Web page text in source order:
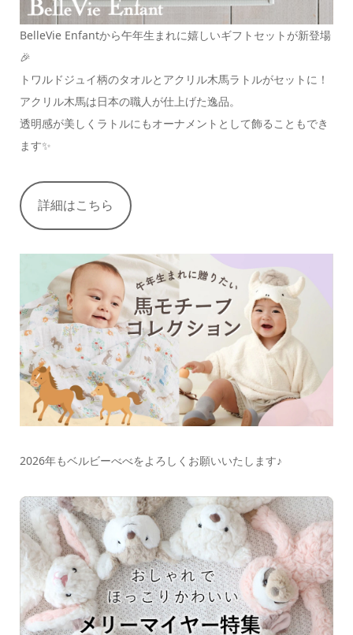
BelleVie Enfantから午年生まれに嬉しいギフトセットが新登場
🎉
トワルドジュイ柄のタオルとアクリル木馬ラトルがセットに！
アクリル木馬は日本の職人が仕上げた逸品。
透明感が美しくラトルにもオーナメントとして飾ることもでき
ます✨
詳細はこちら
2026年もベルビーべべをよろしくお願いいたします♪